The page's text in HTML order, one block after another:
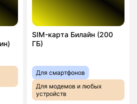
SIM-карта Билайн (200
ГБ)
Для смартфонов
Для модемов и любых
устройств